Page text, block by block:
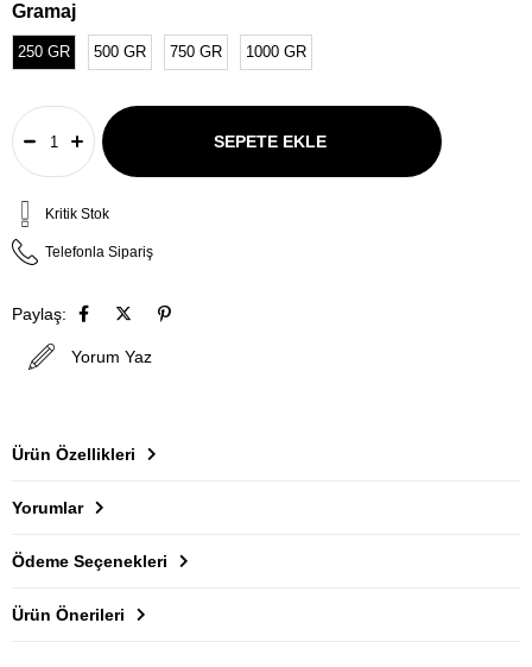
Gramaj
250 GR 500 GR 750 GR 1000 GR
Kritik Stok
Telefonla Sipariş
Paylaş:
Yorum Yaz
Ürün Özellikleri
Yorumlar
Ödeme Seçenekleri
Ürün Önerileri